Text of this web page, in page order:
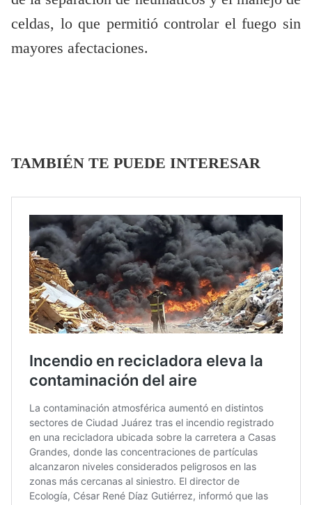
celdas, lo que permitió controlar el fuego sin
mayores afectaciones.
TAMBIÉN TE PUEDE INTERESAR